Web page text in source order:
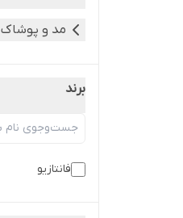
مد و پوشاک
برند
فانتازیو